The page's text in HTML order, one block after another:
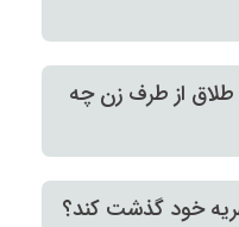
طلاق از طرف زن چه
خود گذشت کند؟